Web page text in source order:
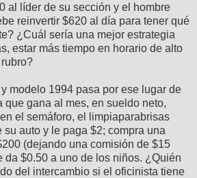
al líder de su sección y el hombre
reinvertir $620 al día para tener qué
¿Cuál sería una mejor estrategia
estar más tiempo en horario de alto
modelo 1994 pasa por ese lugar de
que gana al mes, en sueldo neto,
el semáforo, el limpiaparabrisas
su auto y le paga $2; compra una
(dejando una comisión de $15
da $0.50 a uno de los niños. ¿Quién
del intercambio si el oficinista tiene